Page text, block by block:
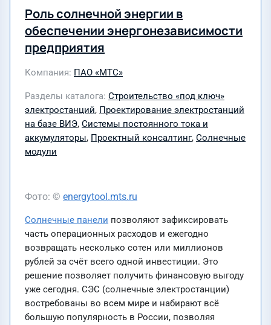
Роль солнечной энергии в
обеспечении энергонезависимости
предприятия
Компания ПАО «МТС»
Разделы каталога Строительство «под ключ»
электростанций, Проектирование электростанций
на базе ВИЭ, Системы постоянного тока и
аккумуляторы, Проектный консалтинг, Солнечные
модули
Фото: © energytool.mts.ru
Солнечные панели позволяют зафиксировать
часть операционных расходов и ежегодно
возвращать несколько сотен или миллионов
рублей за счёт всего одной инвестиции. Это
решение позволяет получить финансовую выгоду
уже сегодня. СЭС (солнечные электростанции)
востребованы во всем мире и набирают всё
большую популярность в России, позволяя